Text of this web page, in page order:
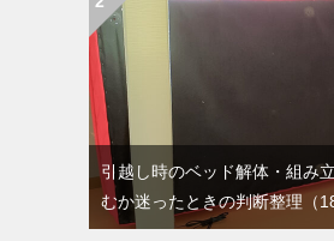
引越し時のベッド解体・組み
むか迷ったときの判断整理 （